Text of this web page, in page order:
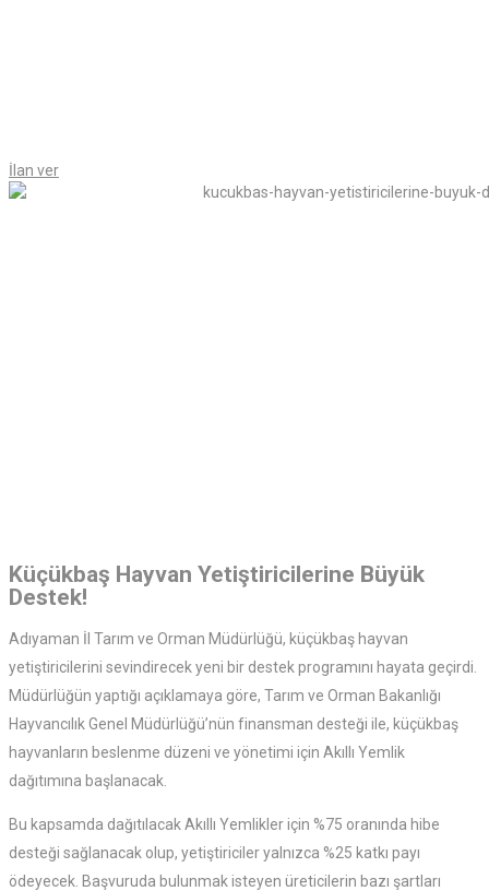
İlan ver
Küçükbaş Hayvan Yetiştiricilerine Büyük
Destek!
Adıyaman İl Tarım ve Orman Müdürlüğü, küçükbaş hayvan
yetiştiricilerini sevindirecek yeni bir destek programını hayata geçirdi.
Müdürlüğün yaptığı açıklamaya göre, Tarım ve Orman Bakanlığı
Hayvancılık Genel Müdürlüğü’nün finansman desteği ile, küçükbaş
hayvanların beslenme düzeni ve yönetimi için Akıllı Yemlik
dağıtımına başlanacak.
Bu kapsamda dağıtılacak Akıllı Yemlikler için %75 oranında hibe
desteği sağlanacak olup, yetiştiriciler yalnızca %25 katkı payı
ödeyecek. Başvuruda bulunmak isteyen üreticilerin bazı şartları